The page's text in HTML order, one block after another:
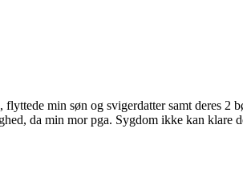
min søn og svigerdatter samt deres 2
da min mor pga. Sygdom ikke kan klare